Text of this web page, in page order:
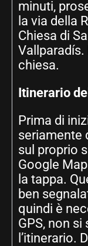
minuti,
la via della
Chiesa di
Vallparadís.
chiesa.
Itinerario
Prima di
seriamente
sul proprio
Google
la tappa.
ben
quindi è
GPS, non si
l’itinerario.